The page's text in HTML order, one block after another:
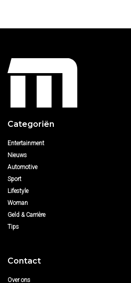
Categoriën
Entertainment
Nieuws
Automotive
Sport
Lifestyle
Woman
Geld & Carrière
Tips
Contact
Over ons